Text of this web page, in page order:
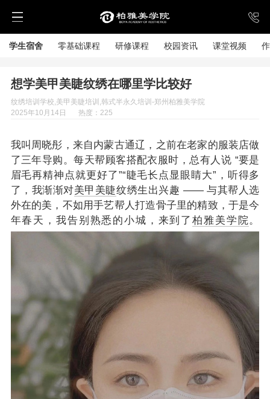
学生宿舍 零基础课程 研修课程 校园资讯 课堂视频
想学美甲美睫纹绣在哪里学比较好
纹绣培训学校,美甲美睫培训,韩式半永久培训-郑州柏雅美学院
2025年10月14日
热度：225
我叫周晓彤，来自内蒙古通辽，之前在老家的服装店做
了三年导购。每天帮顾客搭配衣服时，总有人说 “要是
眉毛再精神点就更好了”“睫毛长点显眼睛大”，听得多
了，我渐渐对美甲美睫纹绣生出兴趣 —— 与其帮人选
外在的美，不如用手艺帮人打造骨子里的精致，于是今
年春天，我告别熟悉的小城，来到了柏雅美学院。